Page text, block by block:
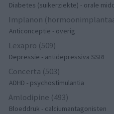
Diabetes (suikerziekte) - orale
Implanon
Anticonceptie - overig
Lexapro (509)
Depressie - antidepressiva SSRI
Concerta (503)
ADHD - psychostimulantia
Amlodipine (493)
Bloeddruk - calciumantagonisten